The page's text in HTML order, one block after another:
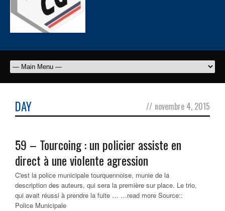
DAY // novembre 4, 2015
59 – Tourcoing : un policier assiste en
direct à une violente agression
C'est la police municipale tourquennoise, munie de la
description des auteurs, qui sera la première sur place. Le trio,
qui avait réussi à prendre la fuite … …read more Source::
Police Municipale